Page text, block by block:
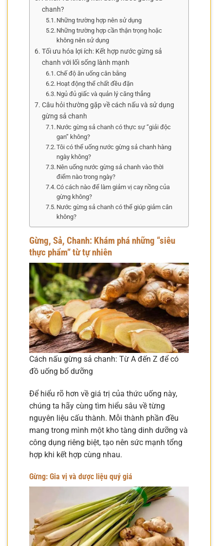
chanh?
Những trường hợp nên sử dụng
Những trường hợp cần thận trọng hoặc
không nên sử dụng
Tối ưu hóa lợi ích: Kết hợp nước gừng sả
chanh với lối sống lành mạnh
Chế độ ăn uống cân bằng
Hoạt động thể chất đều đặn
Ngủ đủ giấc và quản lý căng thẳng
Câu hỏi thường gặp về cách nấu và sử dụng
gừng sả chanh
Nước gừng sả chanh có thực sự “giải độc
gan” không?
Tôi có thể uống nước gừng sả chanh hàng
ngày không?
Nên uống nước gừng sả chanh vào thời
điểm nào trong ngày?
Có cách nào để làm giảm vị cay nồng của
gừng không?
Nước gừng sả chanh có thể giúp giảm cân
không?
Gừng, Sả, Chanh: Khám phá những “siêu
thực phẩm” từ tự nhiên
Cách nấu gừng sả chanh: Từ A đến Z để có
đồ uống bổ dưỡng
Để hiểu rõ hơn về giá trị của thức uống này,
chúng ta hãy cùng tìm hiểu sâu về từng
nguyên liệu cấu thành. Mỗi thành phần đều
mang trong mình một kho tàng dinh dưỡng và
công dụng riêng biệt, tạo nên sức mạnh tổng
hợp khi kết hợp cùng nhau.
Gừng: Gia vị và dược liệu quý giá